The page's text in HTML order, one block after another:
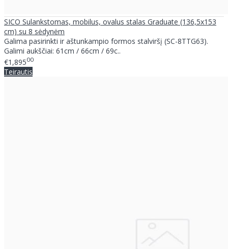
SICO Sulankstomas, mobilus, ovalus stalas Graduate (136,5x153
cm) su 8 sėdynėm
Galima pasirinkti ir aštunkampio formos stalviršį (SC-8TTG63).
Galimi aukščiai: 61cm / 66cm / 69c..
€1,89500
Teirautis